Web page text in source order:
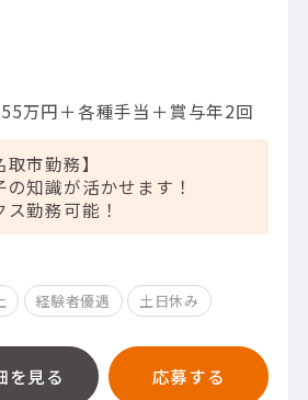
万円＋各種手当＋賞与年2回
取市勤務】
の知識が活かせます！
ス勤務可能！
経験者優遇 土日休み
を見る 応募する